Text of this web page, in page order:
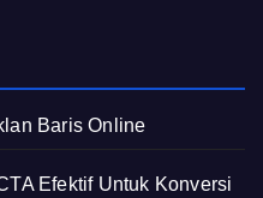
Baris Online
Efektif Untuk Konversi